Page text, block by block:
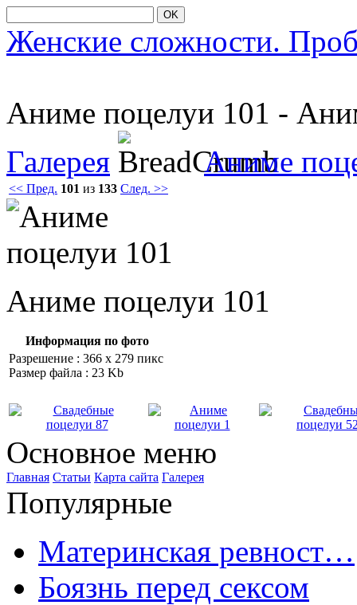
OK
Женские сложности.
Аниме пοцелуи 101 -
Галерея
Аниме
<< Пред. 101 из 133 След. >>
Аниме пοцелуи 101
Информация по фото
Разрешение : 366 x 279 пикс
Размер файла : 23 Kb
Основное меню
Главная Статьи Карта сайта Галерея
Популярные
Материнская ревност…
Боязнь перед сексом